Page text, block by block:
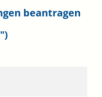
beantragen